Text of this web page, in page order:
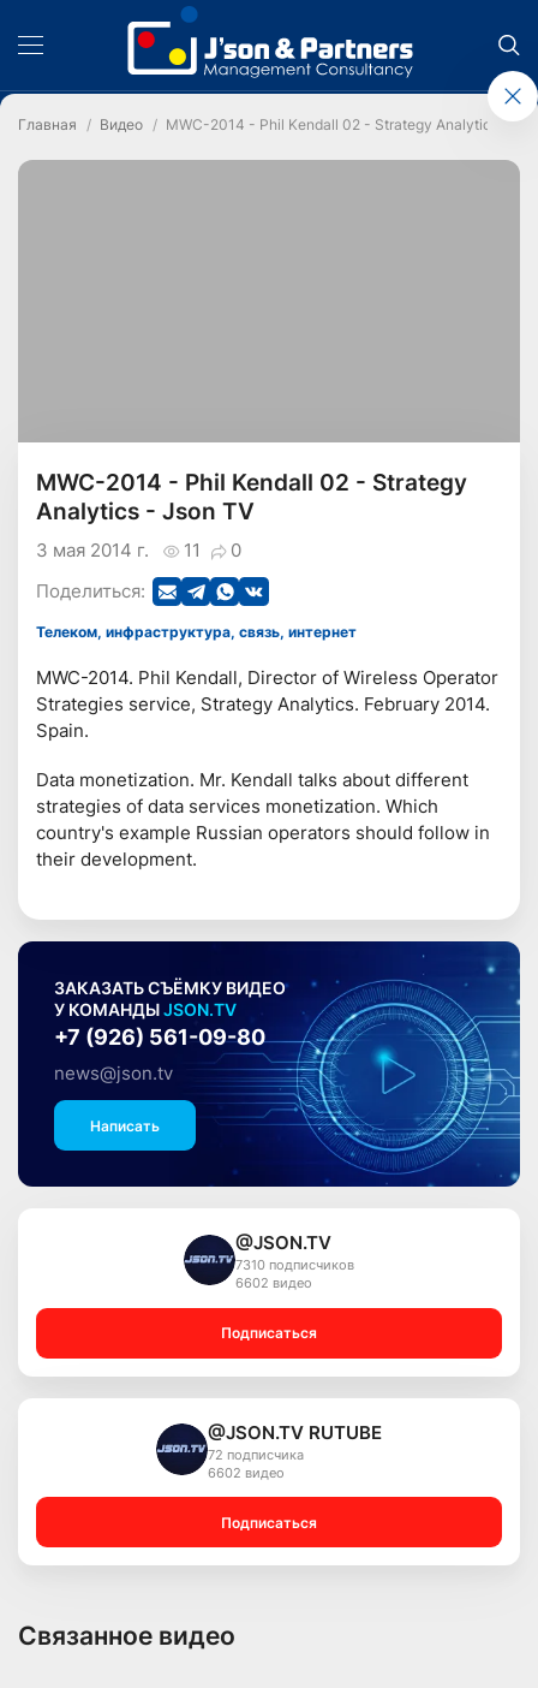
Главная Видео MWC-2014 - Phil Kendall 02 - Strategy Analytics -
MWC-2014 - Phil Kendall 02 - Strategy
Analytics - Json TV
11 0
3 мая 2014 г.
Поделиться:
Телеком, инфраструктура, связь, интернет
MWC-2014. Phil Kendall, Director of Wireless Operator
Strategies service, Strategy Analytics. February 2014.
Spain.
Data monetization. Mr. Kendall talks about different
strategies of data services monetization. Which
country's example Russian operators should follow in
their development.
ЗАКАЗАТЬ СЪЁМКУ ВИДЕО
У КОМАНДЫJSON.TV
+7 (926) 561-09-80
news@json.tv
Написать
@JSON.TV
7310 подписчиков
6602 видео
Подписаться
@JSON.TV RUTUBE
72 подписчика
6602 видео
Подписаться
Связанное видео